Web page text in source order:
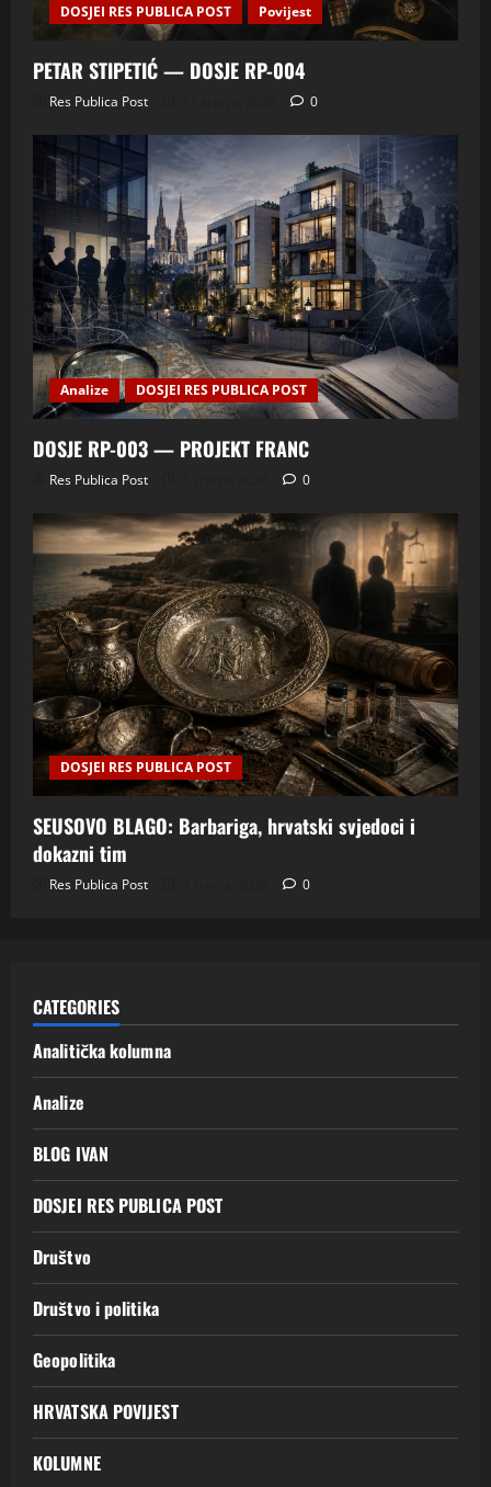
DOSJEI RES PUBLICA POST Povijest
PETAR STIPETIĆ — DOSJE RP-004
Res Publica Post 0
Analize DOSJEI RES PUBLICA POST
DOSJE RP-003 — PROJEKT FRANC
Res Publica Post 0
DOSJEI RES PUBLICA POST
SEUSOVO BLAGO: Barbariga, hrvatski svjedoci i
dokazni tim
Res Publica Post 0
CATEGORIES
Analitička kolumna
Analize
BLOG IVAN
DOSJEI RES PUBLICA POST
Društvo
Društvo i politika
Geopolitika
HRVATSKA POVIJEST
KOLUMNE